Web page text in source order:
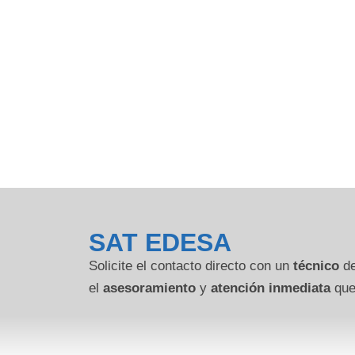
SAT EDESA
Solicite el contacto directo con un técnico
el asesoramiento y atención inmediata